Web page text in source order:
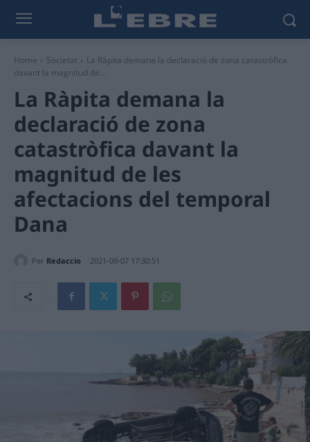
Home Societat
La Ràpita demana la declaració de zona catastròfica
davant la magnitud de...
La Ràpita demana la
declaració de zona
catastròfica davant la
magnitud de les
afectacions del temporal
Dana
Per Redaccio 2021-09-07 17:30:51